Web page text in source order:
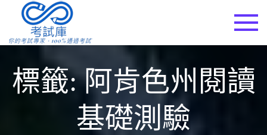
content
標籤:阿肯色州閱讀
基礎測驗